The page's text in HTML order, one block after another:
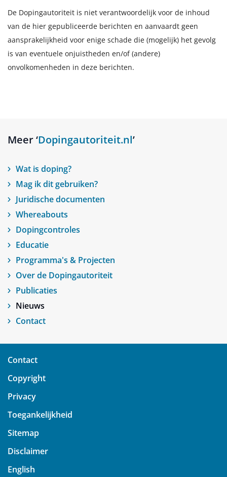
De Dopingautoriteit is niet verantwoordelijk voor de inhoud
van de hier gepubliceerde berichten en aanvaardt geen
aansprakelijkheid voor enige schade die (mogelijk) het gevolg
is van eventuele onjuistheden en/of (andere)
onvolkomenheden in deze berichten.
Meer ‘Dopingautoriteit.nl’
Wat is doping?
Mag ik dit gebruiken?
Juridische documenten
Whereabouts
Dopingcontroles
Educatie
Programma's & Projecten
Over de Dopingautoriteit
Publicaties
Nieuws
Contact
Contact
Copyright
Privacy
Toegankelijkheid
Sitemap
Disclaimer
English